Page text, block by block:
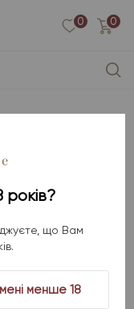
що Вам
мені менше 18
0 0